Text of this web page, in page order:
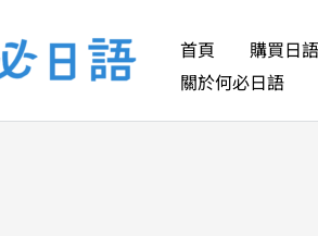
首頁
購買日
關於何必日語